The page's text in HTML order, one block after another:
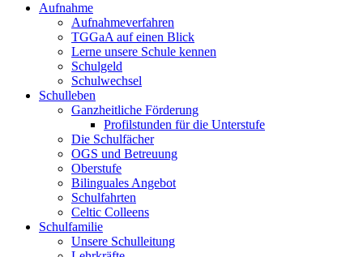
Aufnahme
Aufnahmeverfahren
TGGaA auf einen Blick
Lerne unsere Schule kennen
Schulgeld
Schulwechsel
Schulleben
Ganzheitliche Förderung
Profilstunden für die Unterstufe
Die Schulfächer
OGS und Betreuung
Oberstufe
Bilinguales Angebot
Schulfahrten
Celtic Colleens
Schulfamilie
Unsere Schulleitung